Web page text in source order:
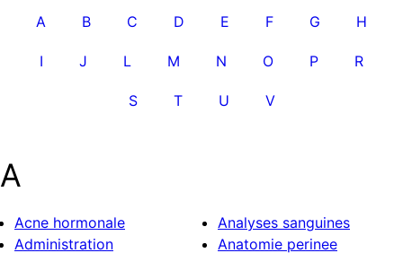
A B C D E F G H
I J L M N O P R
S T U V
A
Acne hormonale
Administration
Analyses sanguines
Anatomie perinee